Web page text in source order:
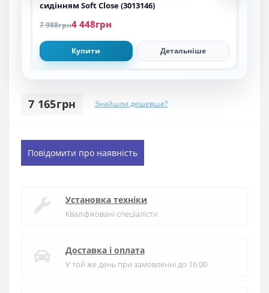
сидінням Soft Close (3013146)
7 988грн4 448грн
Купити Детальніше
7 165грн Знайшли дешевше?
Повідомити про наявність
Установка техніки
Кваліфіковані спеціалісти
Доставка і оплата
У той же день при замовленні до 16:00